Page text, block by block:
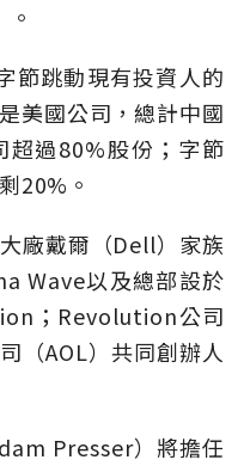
節跳動現有投資人的
美國公司，總計中國
超過80%股份；字節
20%。
廠戴爾（Dell）家族
Wave以及總部設於
；Revolution公司
（AOL）共同創辦人
Presser）將擔任